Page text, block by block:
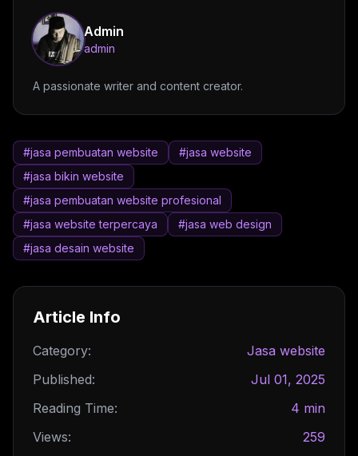
Admin
admin
A passionate writer and content creator.
#jasa pembuatan website
#jasa website
#jasa bikin website
#jasa pembuatan website profesional
#jasa website terpercaya
#jasa web design
#jasa desain website
Article Info
Category:
Jasa website
Published:
Jul 01, 2025
Reading Time:
4 min
Views:
259